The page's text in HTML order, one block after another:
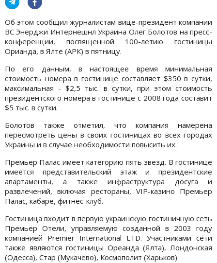
Об этом сообщил журналистам вице-президент компании
ВС Энерджи Интернешнл Украина Олег Болотов на пресс-
конференции, посвященной 100-летию гостиницы
Орианда, в Ялте (АРК) в пятницу.
По его данным, в настоящее время минимальная
стоимость номера в гостинице составляет $350 в сутки,
максимальная - $2,5 тыс. в сутки, при этом стоимость
президентского номера в гостинице с 2008 года составит
$5 тыс. в сутки.
Болотов также отметил, что компания намерена
пересмотреть цены в своих гостиницах во всех городах
Украины и в случае необходимости повысить их.
Премьер Палас имеет категорию пять звезд. В гостинице
имеется представительский этаж и президентские
апартаменты, а также инфраструктура досуга и
развлечений, включая рестораны, VIP-казино Премьер
Палас, кабаре, фитнес-клуб.
Гостиница входит в первую украинскую гостиничную сеть
Премьер Отели, управляемую созданной в 2003 году
компанией Premier International LTD. Участниками сети
также являются гостиницы Ореанда (Ялта), Лондонская
(Одесса), Стар (Мукачево), Космополит (Харьков).